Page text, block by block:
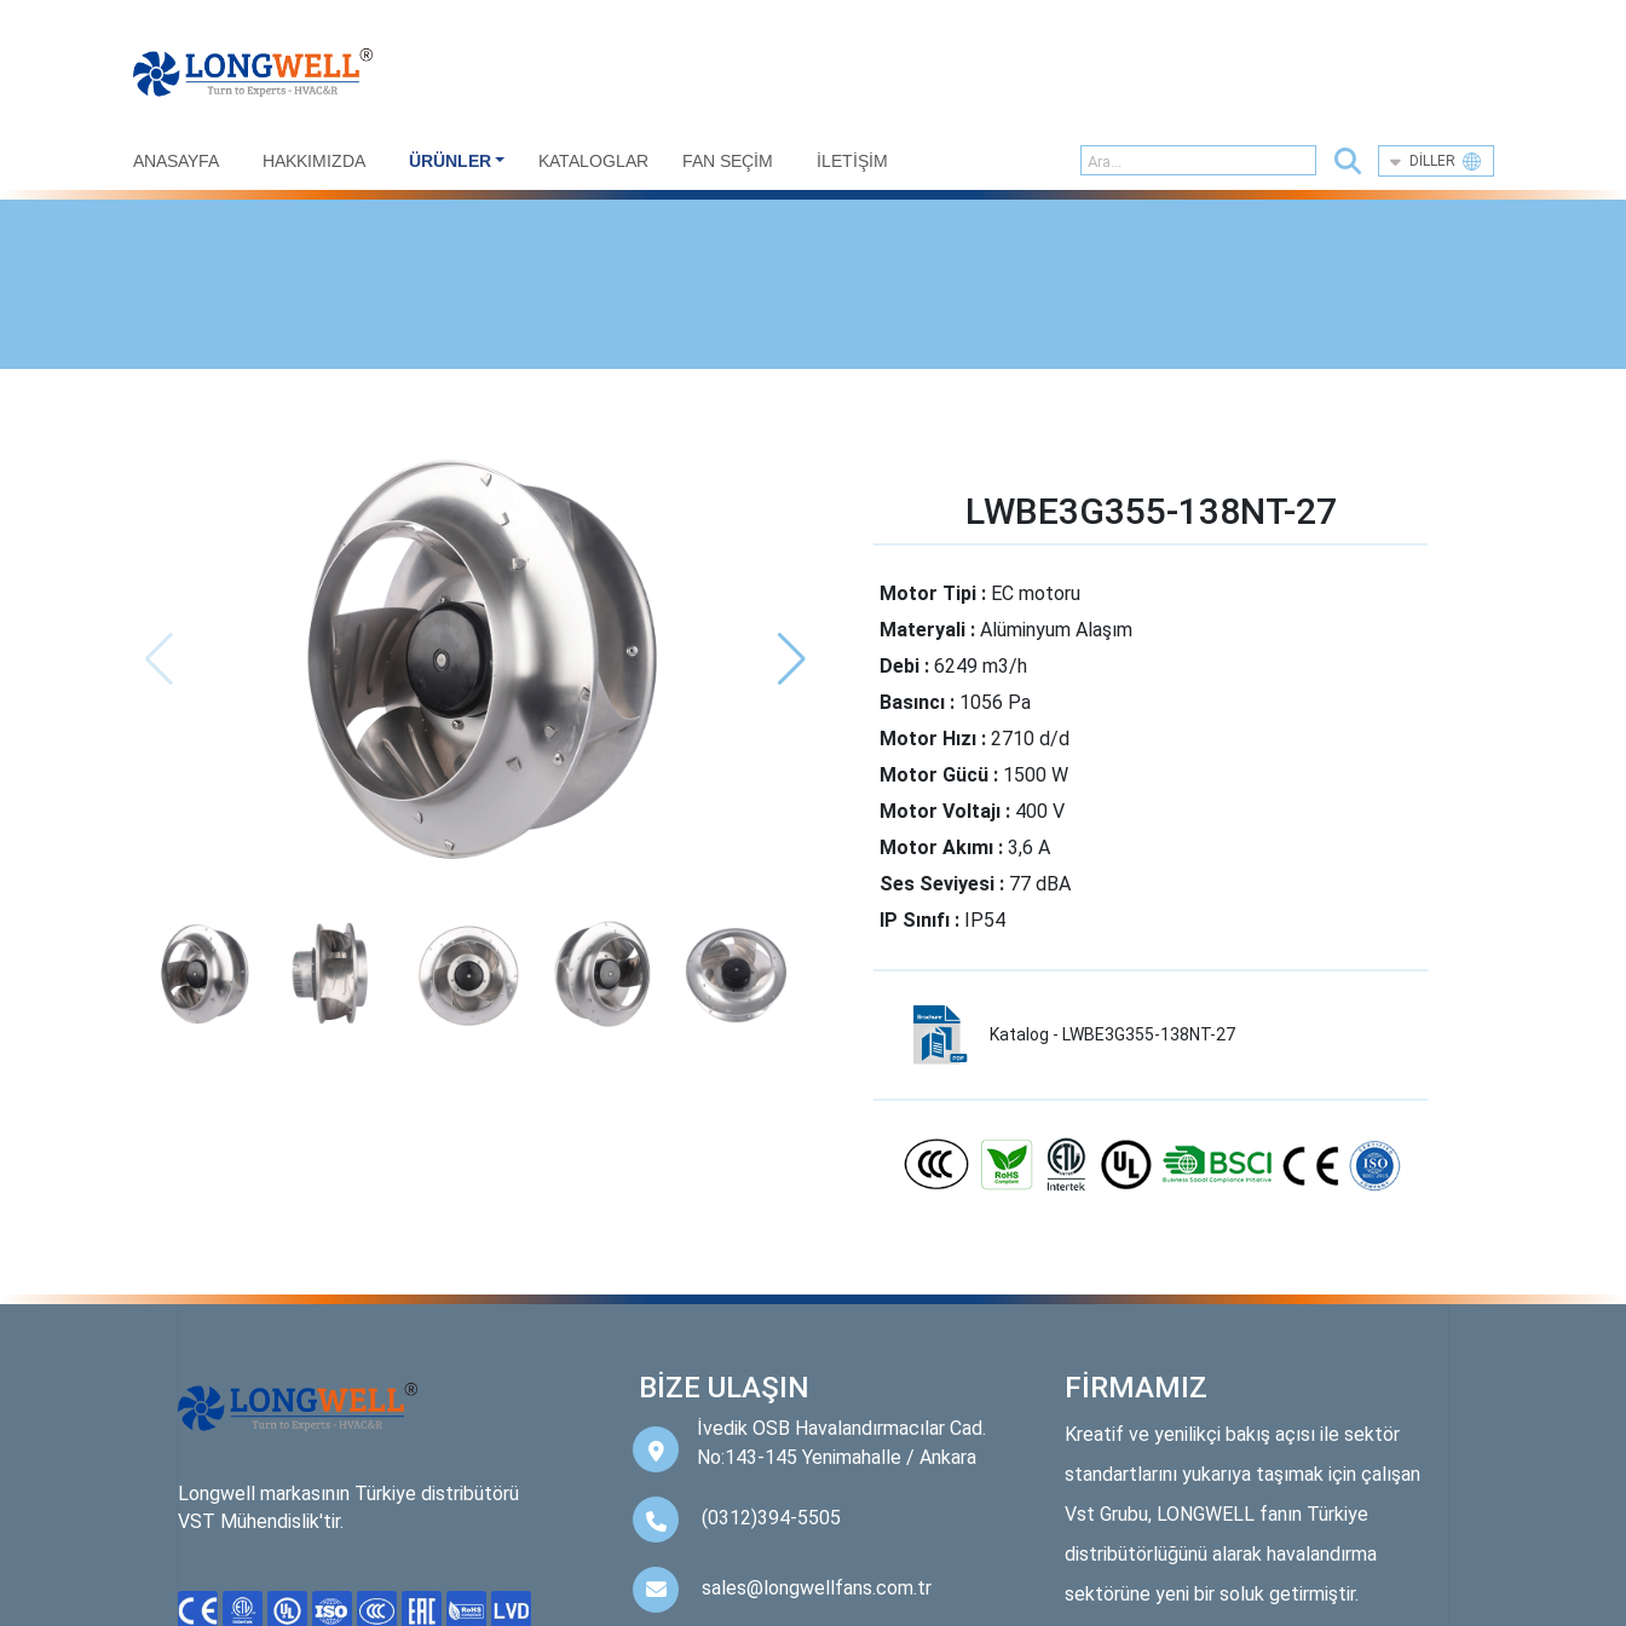
ANASAYFA HAKKIMIZDA ÜRÜNLER KATALOGLAR FAN SEÇİM İLETİŞİM DILLER
LWBE3G355-138NT-27
Motor Tipi : EC motoru
Materyali : Alüminyum Alaşım
Debi : 6249 m3/h
Basıncı : 1056 Pa
Motor Hızı : 2710 d/d
Motor Gücü : 1500 W
Motor Voltajı : 400 V
Motor Akımı : 3,6 A
Ses Seviyesi : 77 dBA
IP Sınıfı : IP54
Katalog - LWBE3G355-138NT-27
Longwell markasının Türkiye distribütörü
VST Mühendislik'tir.
BİZE ULAŞIN
İvedik OSB Havalandırmacılar Cad.
No:143-145 Yenimahalle / Ankara
(0312)394-5505
sales@longwellfans.com.tr
FİRMAMIZ
Kreatif ve yenilikçi bakış açısı ile sektör
standartlarını yukarıya taşımak için çalışan
Vst Grubu, LONGWELL fanın Türkiye
distribütörlüğünü alarak havalandırma
sektörüne yeni bir soluk getirmiştir.